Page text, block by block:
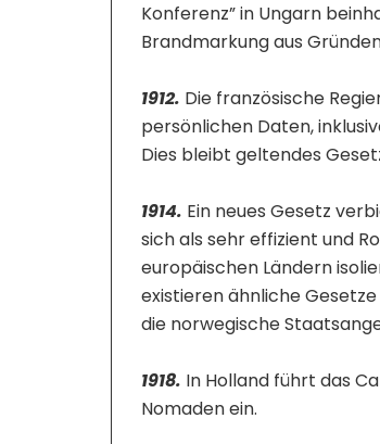
Konferenz” in Ungarn
Brandmarkung aus
1912. Die französische
persönlichen Daten,
Dies bleibt geltendes
1914. Ein neues Gesetz
sich als sehr effizient und
europäischen Ländern
existieren ähnliche
die norwegische
1918. In Holland führt das
Nomaden ein.